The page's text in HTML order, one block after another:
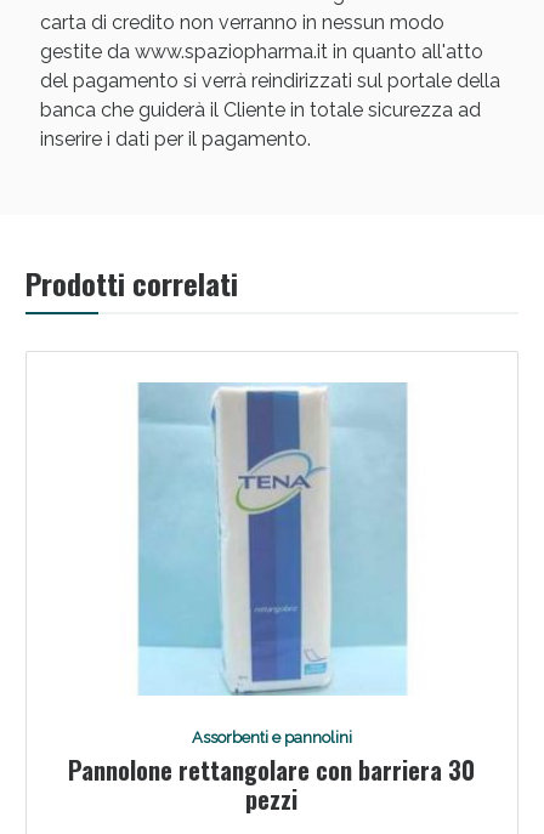
carta di credito non verranno in nessun modo
gestite da www.spaziopharma.it in quanto all'atto
del pagamento si verrà reindirizzati sul portale della
banca che guiderà il Cliente in totale sicurezza ad
inserire i dati per il pagamento.
Prodotti correlati
Assorbenti e pannolini
Pannolone rettangolare con barriera 30
pezzi